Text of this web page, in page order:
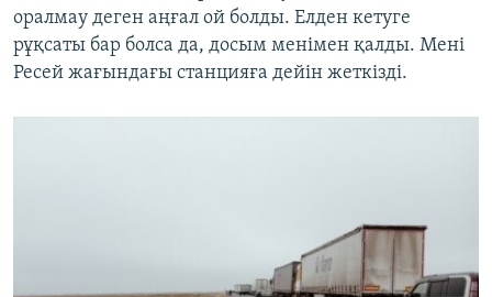
оралмау деген аңғал ой болды. Елден кетуге
рұқсаты бар болса да, досым менімен қалды. Мені
Ресей жағындағы станцияға дейін жеткізді.